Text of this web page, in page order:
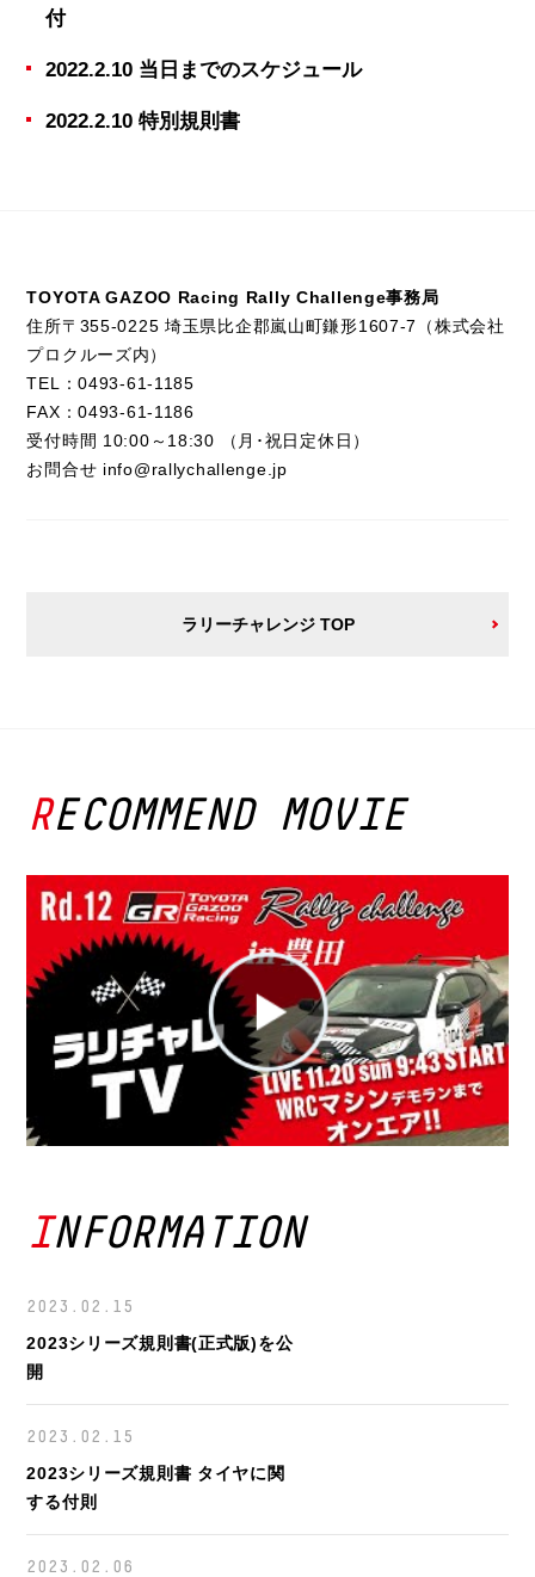
付
2022.2.10 当日までのスケジュール
2022.2.10 特別規則書
TOYOTA GAZOO Racing Rally Challenge事務局
住所〒355-0225 埼玉県比企郡嵐山町鎌形1607-7（株式会社
プロクルーズ内）
TEL：0493-61-1185
FAX：0493-61-1186
受付時間 10:00～18:30 （月･祝日定休日）
お問合せ info@rallychallenge.jp
ラリーチャレンジ TOP
RECOMMEND MOVIE
INFORMATION
2023.02.15
2023シリーズ規則書(正式版)を公
開
2023.02.15
2023シリーズ規則書 タイヤに関
する付則
2023.02.06